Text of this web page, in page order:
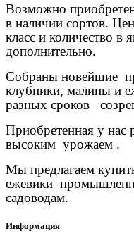
Возможно
в наличии сортов.
класс и количество в
дополнительно.
Собраны новейшие
клубники, малины и
разных сроков
Приобретенная у
высоким урожаем .
Мы предлагаем
ежевики
садоводам.
Информация